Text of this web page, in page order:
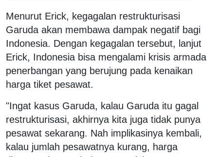
Menurut Erick, kegagalan restrukturisasi
Garuda akan membawa dampak negatif bagi
Indonesia. Dengan kegagalan tersebut, lanjut
Erick, Indonesia bisa mengalami krisis armada
penerbangan yang berujung pada kenaikan
harga tiket pesawat.
"Ingat kasus Garuda, kalau Garuda itu gagal
restrukturisasi, akhirnya kita juga tidak punya
pesawat sekarang. Nah implikasinya kembali,
kalau jumlah pesawatnya kurang, harga